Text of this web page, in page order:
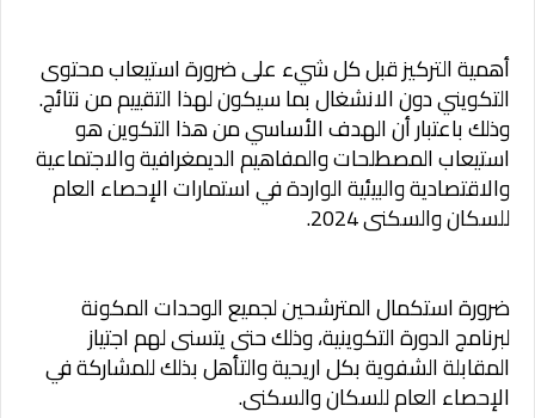
أهمية التركيز قبل كل شيء على ضرورة استيعاب محتوى
التكويني دون الانشغال بما سيكون لهذا التقييم من نتائج.
وذلك باعتبار أن الهدف الأساسي من هذا التكوين هو
استيعاب المصطلحات والمفاهيم الديمغرافية والاجتماعية
والاقتصادية والبيئية الواردة في استمارات الإحصاء العام
للسكان والسكنى 2024.
ضرورة استكمال المترشحين لجميع الوحدات المكونة
لبرنامج الدورة التكوينية، وذلك حتى يتسنى لهم اجتياز
المقابلة الشفوية بكل اريحية والتأهل بذلك للمشاركة في
الإحصاء العام للسكان والسكنى.